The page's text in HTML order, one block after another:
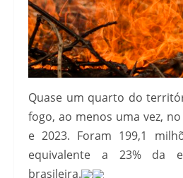
Quase um quarto do
fogo, ao menos uma vez,
e 2023. Foram 199,1
equivalente a 23% da
brasileira.